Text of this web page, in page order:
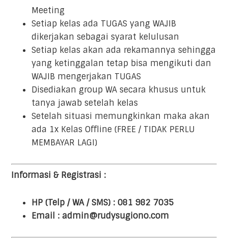
Meeting
Setiap kelas ada TUGAS yang WAJIB
dikerjakan sebagai syarat kelulusan
Setiap kelas akan ada rekamannya sehingga
yang ketinggalan tetap bisa mengikuti dan
WAJIB mengerjakan TUGAS
Disediakan group WA secara khusus untuk
tanya jawab setelah kelas
Setelah situasi memungkinkan maka akan
ada 1x Kelas Offline (FREE / TIDAK PERLU
MEMBAYAR LAGI)
Informasi & Registrasi :
HP (Telp / WA / SMS) : 081 982 7035
Email : admin@rudysugiono.com